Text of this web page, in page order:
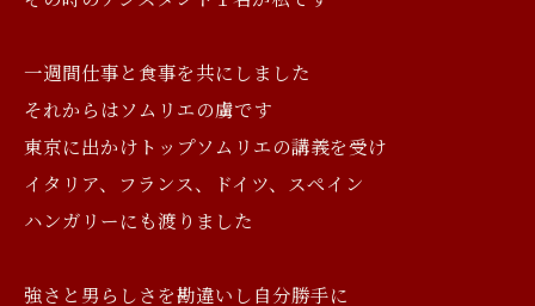
一週間仕事と食事を共にしました
それからはソムリエの虜です
東京に出かけトップソムリエの講義を受け
イタリア、フランス、ドイツ、スペイン
ハンガリーにも渡りました
強さと男らしさを勘違いし自分勝手に